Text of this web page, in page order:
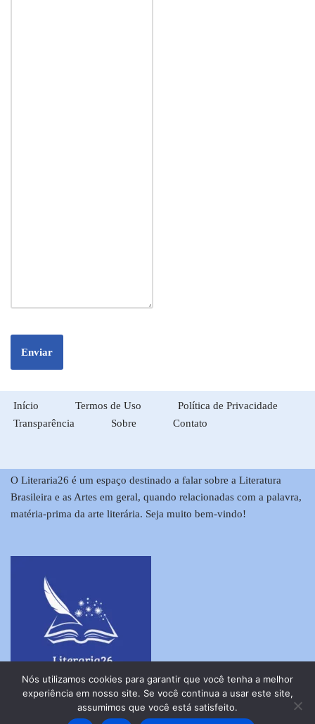
Enviar
Início Termos de Uso
Política de Privacidade
Transparência
Sobre Contato
O Literaria26 é um espaço destinado a falar sobre a Literatura
Brasileira e as Artes em geral, quando relacionadas com a palavra,
matéria-prima da arte literária. Seja muito bem-vindo!
2023 Copyright Samira Mór Todos os direitos reservados
Nós utilizamos cookies para garantir que você tenha a melhor
experiência em nosso site. Se você continua a usar este site,
assumimos que você está satisfeito.